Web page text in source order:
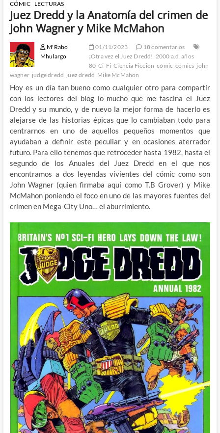
CÓMIC LECTURAS
Juez Dredd y la Anatomía del crimen de
John Wagner y Mike McMahon
M'Rabo
Mhulargo
01/11/2023
18 comentarios
¡Otra vez el Juez Dredd! 2000 a.d años
80 Ci-Fi Ciencia Ficción cómic comics john
wagner judge dredd juez dredd Mike McMahon
Hoy es un día tan bueno como cualquier otro para compartir
con los lectores del blog lo mucho que me fascina el Juez
Dredd y su mundo, y de nuevo la mejor forma de hacerlo es
alejarse de las historias épicas que lo cambiaban todo para
centrarnos en uno de aquellos pequeños momentos que
ayudaban a definir este peculiar y en ocasiones aterrador
futuro. Para ello tenemos que retroceder hasta 1982, hasta el
segundo de los Anuales del Juez Dredd en el que nos
encontramos a dos leyendas vivientes del cómic como son
John Wagner (quien firmaba aquí como T.B Grover) y Mike
McMahon poniendo el foco en uno de las mayores fuentes del
crimen en Mega-City Uno… el aburrimiento.